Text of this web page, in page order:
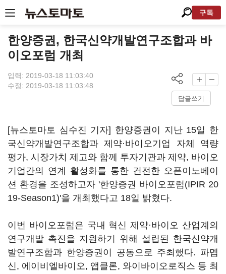
구독
한양증권, 한국신약개발연구조합과 바
이오포럼 개최
입력: 2019-03-18 11:03:40
수정: 2019-03-18 11:03:48
답글쓰기
[뉴스토마토 심수진 기자] 한양증권이 지난 15일 한
국신약개발연구조합과 제약·바이오기업 자체 역량
평가, 시장가치 제고와 함께 투자기관과 제약, 바이오
기업간의 연계 활성화를 통한 건전한 오픈이노베이
션 환경을 조성하고자 '한양증권 바이오포럼(IPIR 20
19-Season1)'을 개최했다고 18일 밝혔다.
이번 바이오포럼은 국내 혁신 제약·바이오 산업계의
연구개발 촉진을 지원하기 위해 설립된 한국신약개
발연구조합과 한양증권이 공동으로 주최했다. 파멥
신, 에이비엘바이오, 앱클론, 와이바이오로직스 등 최